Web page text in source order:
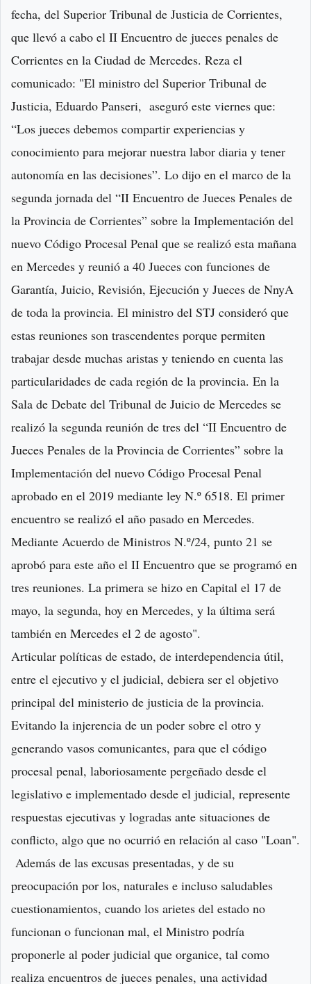
fecha, del Superior Tribunal de Justicia de Corrientes,
que llevó a cabo el II Encuentro de jueces penales de
Corrientes en la Ciudad de Mercedes. Reza el
comunicado: "El ministro del Superior Tribunal de
Justicia, Eduardo Panseri, aseguró este viernes que:
“Los jueces debemos compartir experiencias y
conocimiento para mejorar nuestra labor diaria y tener
autonomía en las decisiones”. Lo dijo en el marco de la
segunda jornada del “II Encuentro de Jueces Penales de
la Provincia de Corrientes” sobre la Implementación del
nuevo Código Procesal Penal que se realizó esta mañana
en Mercedes y reunió a 40 Jueces con funciones de
Garantía, Juicio, Revisión, Ejecución y Jueces de NnyA
de toda la provincia. El ministro del STJ consideró que
estas reuniones son trascendentes porque permiten
trabajar desde muchas aristas y teniendo en cuenta las
particularidades de cada región de la provincia. En la
Sala de Debate del Tribunal de Juicio de Mercedes se
realizó la segunda reunión de tres del “II Encuentro de
Jueces Penales de la Provincia de Corrientes” sobre la
Implementación del nuevo Código Procesal Penal
aprobado en el 2019 mediante ley N.º 6518. El primer
encuentro se realizó el año pasado en Mercedes.
Mediante Acuerdo de Ministros N.º/24, punto 21 se
aprobó para este año el II Encuentro que se programó en
tres reuniones. La primera se hizo en Capital el 17 de
mayo, la segunda, hoy en Mercedes, y la última será
también en Mercedes el 2 de agosto".
Articular políticas de estado, de interdependencia útil,
entre el ejecutivo y el judicial, debiera ser el objetivo
principal del ministerio de justicia de la provincia.
Evitando la injerencia de un poder sobre el otro y
generando vasos comunicantes, para que el código
procesal penal, laboriosamente pergeñado desde el
legislativo e implementado desde el judicial, represente
respuestas ejecutivas y logradas ante situaciones de
conflicto, algo que no ocurrió en relación al caso "Loan".
Además de las excusas presentadas, y de su
preocupación por los, naturales e incluso saludables
cuestionamientos, cuando los arietes del estado no
funcionan o funcionan mal, el Ministro podría
proponerle al poder judicial que organice, tal como
realiza encuentros de jueces penales, una actividad